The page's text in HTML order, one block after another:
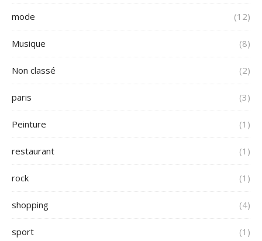
mode (12)
Musique (8)
Non classé (2)
paris (3)
Peinture (1)
restaurant (1)
rock (1)
shopping (4)
sport (1)